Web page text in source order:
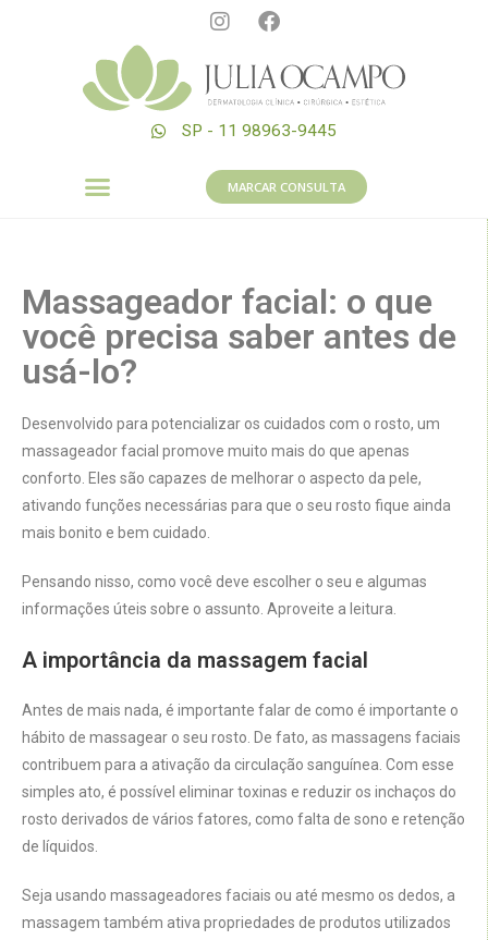
SP - 11 98963-9445
MARCAR CONSULTA
Massageador facial: o que
você precisa saber antes de
usá-lo?
Desenvolvido para potencializar os cuidados com o rosto, um
massageador facial promove muito mais do que apenas
conforto. Eles são capazes de melhorar o aspecto da pele,
ativando funções necessárias para que o seu rosto fique ainda
mais bonito e bem cuidado.
Pensando nisso, como você deve escolher o seu e algumas
informações úteis sobre o assunto. Aproveite a leitura.
A importância da massagem facial
Antes de mais nada, é importante falar de como é importante o
hábito de massagear o seu rosto. De fato, as massagens faciais
contribuem para a ativação da circulação sanguínea. Com esse
simples ato, é possível eliminar toxinas e reduzir os inchaços do
rosto derivados de vários fatores, como falta de sono e retenção
de líquidos.
Seja usando massageadores faciais ou até mesmo os dedos, a
massagem também ativa propriedades de produtos utilizados